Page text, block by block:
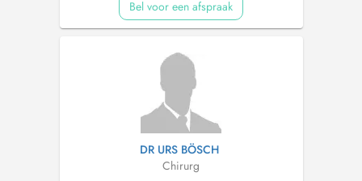
Bel voor een afspraak
DR URS BÖSCH
Chirurg